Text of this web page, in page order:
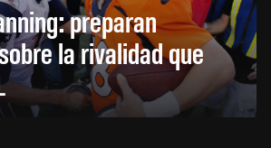
preparan
la rivalidad que